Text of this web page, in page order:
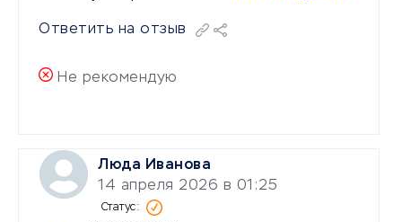
Ответить на отзыв
Не рекомендую
Люда Иванова
14 апреля 2026 в 01:25